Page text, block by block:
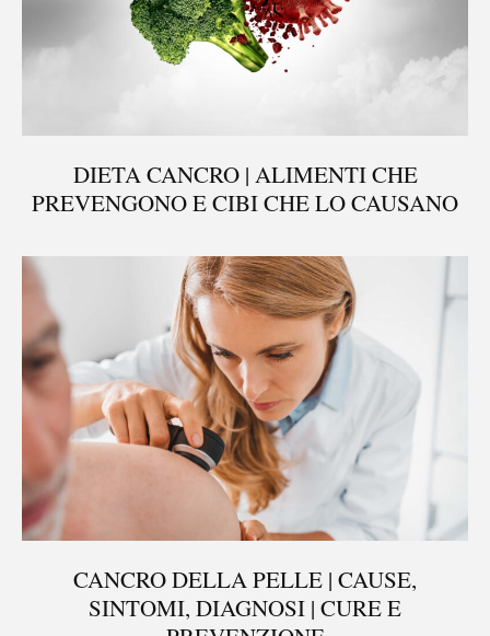
DIETA CANCRO | ALIMENTI CHE
PREVENGONO E CIBI CHE LO CAUSANO
CANCRO DELLA PELLE | CAUSE,
SINTOMI, DIAGNOSI | CURE E